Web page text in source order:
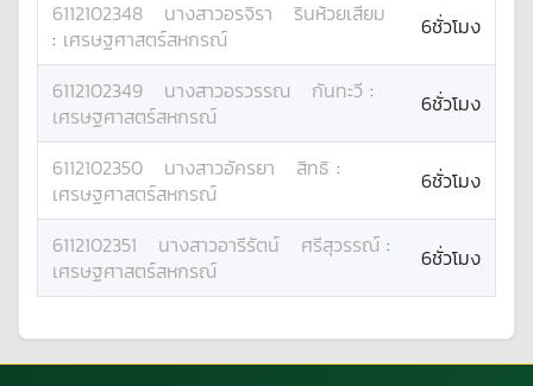
6112102348 นางสาวอรจิรา
รินห้วยเสียม
: เศรษฐศาสตร์สหกรณ์ 6ชั่วโมง
6112102349 นางสาวอรวรรณ กันทะวี :
เศรษฐศาสตร์สหกรณ์
6ชั่วโมง
6112102350 นางสาวอัครยา สิทธิ :
เศรษฐศาสตร์สหกรณ์
6ชั่วโมง
6112102351 นางสาวอารีรัตน์ ศรีสุวรรณ์ :
เศรษฐศาสตร์สหกรณ์
6ชั่วโมง